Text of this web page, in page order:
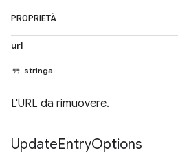
PROPRIETÀ
url
stringa
L'URL da rimuovere.
UpdateEntryOptions